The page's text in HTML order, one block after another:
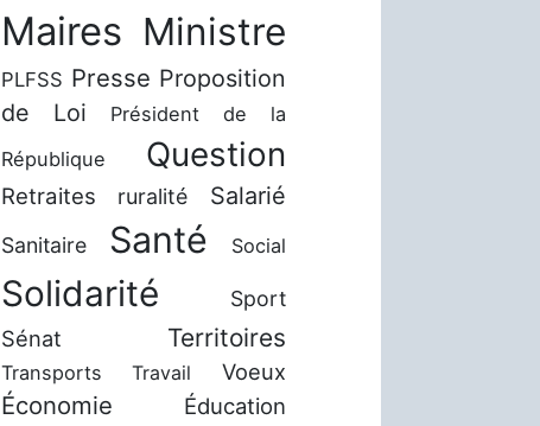
Maires Ministre
PLFSS Presse Proposition
de Loi
Président de la
République
Question
Retraites ruralité Salarié
Sanitaire Santé Social
Solidarité Sport
Sénat Territoires
Transports Travail Voeux
Économie Éducation